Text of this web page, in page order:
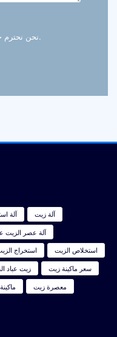
نحن نحترم خصوصيتك وجميع المعلومات محمية.
آلة
آلة زيت
آلة عصر الزيت
استخراج
استخلاص الزيت
زيت عباد
سعر ماكينة زيت
معصرة زيت